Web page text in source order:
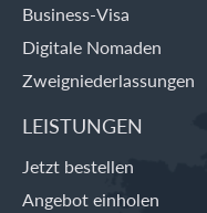
Business-Visa
Digitale Nomaden
Zweigniederlassungen
LEISTUNGEN
Jetzt bestellen
Angebot einholen